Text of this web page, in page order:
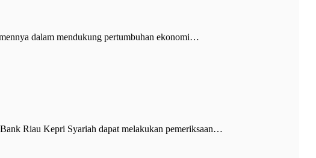
dalam mendukung pertumbuhan ekonomi…
Riau Kepri Syariah dapat melakukan pemeriksaan…